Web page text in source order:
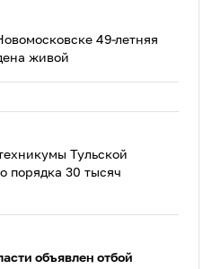
49-летняя
живой
Тульской
порядка 30 тысяч
объявлен отбой